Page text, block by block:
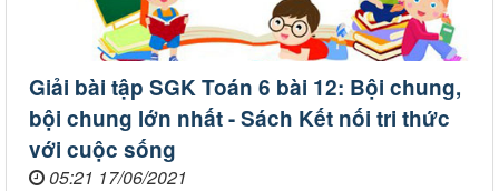
Giải bài tập SGK Toán 6 bài 12: Bội chung,
bội chung lớn nhất - Sách Kết nối tri thức
với cuộc sống
05:21 17/06/2021